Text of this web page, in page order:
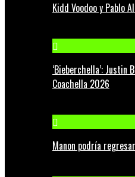
Kidd Voodoo y Pablo
‘Bieberchella’: Justin
Coachella 2026
Manon podría